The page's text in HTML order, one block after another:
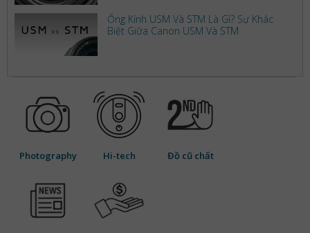
Ống Kính USM Và STM Là Gì? Sự Khác
Biệt Giữa Canon USM Và STM
Photography Hi-tech Đồ cũ chất